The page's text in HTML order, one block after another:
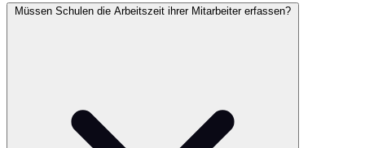
Müssen Schulen die Arbeitszeit ihrer Mitarbeiter erfassen?